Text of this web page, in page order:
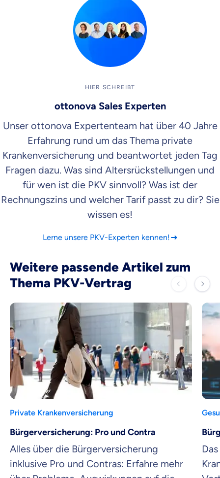
HIER SCHREIBT
ottonova Sales Experten
Unser ottonova Expertenteam hat über 40 Jahre
Erfahrung rund um das Thema private
Krankenversicherung und beantwortet jeden Tag
Fragen dazu. Was sind Altersrückstellungen und
für wen ist die PKV sinnvoll? Was ist der
Rechnungszins und welcher Tarif passt zu dir? Sie
wissen es!
Lerne unsere PKV-Experten kennen!
Weitere passende Artikel zum
Thema PKV-Vertrag
Private Krankenversicherung
Bürgerversicherung: Pro und Contra
Alles über die Bürgerversicherung
inklusive Pro und Contras: Erfahre mehr